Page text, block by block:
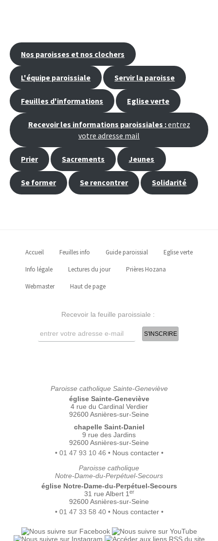
Nos paroisses et nos clochers
L'équipe paroissiale Servir la paroisse
Feuilles d'informations Eglise verte
Recevoir les informations paroissiales :entrez
votre adresse mail
Prier Sacrements Jeunes
Se former Se rencontrer Solidarité
Accueil Feuilles info Guide paroissial Eglise verte
Info légale Lectures du jour Prières Hozana
Webmaster Haut de page
Recevoir la feuille paroissiale :
Paroisse catholique Sainte-Geneviève
église Sainte-Geneviève
4 rue du Cardinal Verdier
92600 Asnières-sur-Seine
chapelle Saint-Daniel
9 rue des Jardins
92600 Asnières-sur-Seine
• 01 47 93 10 46 • Nous contacter•
Paroisse catholique
Notre-Dame-du-Perpétuel-Secours
église Notre-Dame-du-Perpétuel-Secours
31 rue Albert 1 er
92600 Asnières-sur-Seine
• 01 47 33 58 40 • Nous contacter•